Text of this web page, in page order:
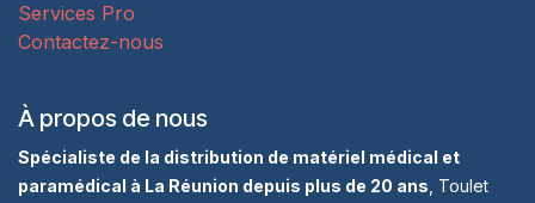
Services Pro
Contactez-nous
À propos de nous
Spécialiste de la distribution de matériel médical et
paramédical à La Réunion depuis plus de 20 ans , Toulet